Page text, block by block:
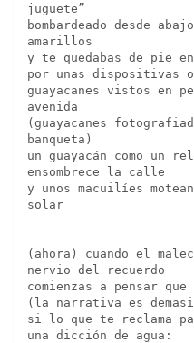
juguete”
bombardeado desde
amarillos
y te quedabas de pie
por unas dispositivas
guayacanes vistos en
avenida
(guayacanes
banqueta)
un guayacán como un
ensombrece la calle
y unos macuilíes
solar
(ahora) cuando el
nervio del recuerdo
comienzas a pensar
(la narrativa es
si lo que te reclama
una dicción de agua: